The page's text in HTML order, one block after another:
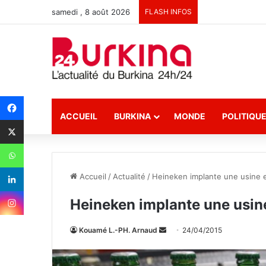
samedi , 8 août 2026 FLASH INFOS
ACCUEIL BURKINA MONDE POLITIQUE
Accueil / Actualité / Heineken implante une usine
Heineken implante une
Kouamé L.-PH. Arnaud
v
24/04/2015